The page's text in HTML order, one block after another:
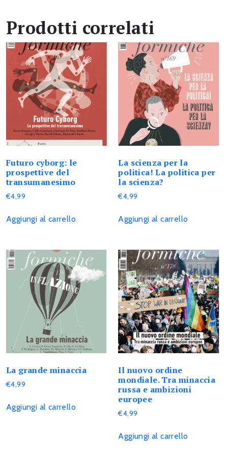
Prodotti correlati
Futuro cyborg: le
prospettive del
transumanesimo
€4,99
Aggiungi al carrello
La scienza per la
politica! La politica per
la scienza?
€4,99
Aggiungi al carrello
La grande minaccia
€4,99
Aggiungi al carrello
Il nuovo ordine
mondiale. Tra minaccia
russa e ambizioni
europee
€4,99
Aggiungi al carrello